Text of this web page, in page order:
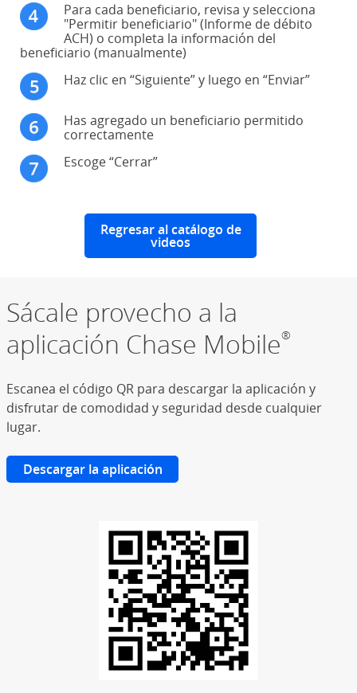
Para cada beneficiario, revisa y selecciona
"Permitir beneficiario" (Informe de débito
ACH) o completa la información del
beneficiario (manualmente)
Haz clic en “Siguiente” y luego en “Enviar”
Has agregado un beneficiario permitido
correctamente
Escoge “Cerrar”
Regresar al catálogo de
videos
Sácale provecho a la
aplicación Chase Mobile®
Escanea el código QR para descargar la aplicación y
disfrutar de comodidad y seguridad desde cualquier
lugar.
Descargar la aplicación